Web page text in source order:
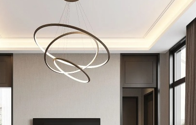
熏蒸液